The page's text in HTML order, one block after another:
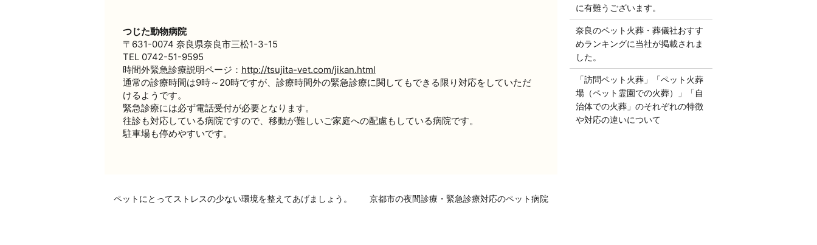
つじた動物病院
〒631-0074 奈良県奈良市三松1-3-15
TEL 0742-51-9595
時間外緊急診療説明ページ： http://tsujita-vet.com/jikan.html
通常の診療時間は9時～20時ですが、診療時間外の緊急診療に関してもできる限り対応をしていただ
けるようです。
緊急診療には必ず電話受付が必要となります。
往診も対応している病院ですので、移動が難しいご家庭への配慮もしている病院です。
駐車場も停めやすいです。
ペットにとってストレスの少ない環境を整えてあげましょう。 京都市の夜間診療・緊急診療対応のペット病院
に有難うございます。
奈良のペット火葬・葬儀社おすす
めランキングに当社が掲載されま
した。
「訪問ペット火葬」「ペット火葬
場（ペット霊園での火葬）」「自
治体での火葬」のそれぞれの特徴
や対応の違いについて